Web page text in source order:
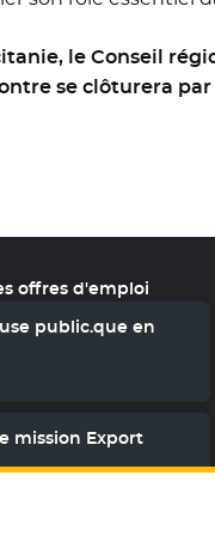
le Conseil
se clôturera
offres d'emploi
public.que en
mission Export